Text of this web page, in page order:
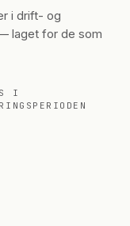
i drift- og
laget for de som
I